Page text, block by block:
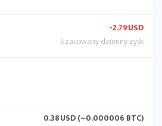
-2.79USD
0.38USD (~0.000006 BTC)